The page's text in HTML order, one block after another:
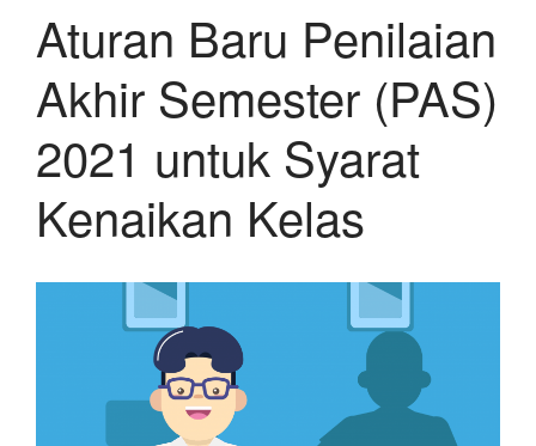
Aturan Baru Penilaian
Akhir Semester (PAS)
2021 untuk Syarat
Kenaikan Kelas